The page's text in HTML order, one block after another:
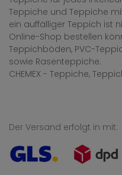
Teppiche und Teppiche
ein auffälliger Teppich ist
Online-Shop bestellen
Teppichböden, PVC-
sowie Rasenteppiche.
CHEMEX - Teppiche,
Der Versand erfolgt in mit: